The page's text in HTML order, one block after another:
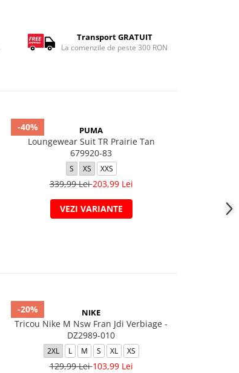
Transport GRATUIT
La comenzile de peste 300 RON
-40% PUMA
Loungewear Suit TR Prairie Tan
679920-83
S XS XXS
339,99 Lei203,99 Lei
VEZI VARIANTE
-20% NIKE
Tricou Nike M Nsw Fran Jdi Verbiage -
DZ2989-010
2XL L M S XL XS
129,99 Lei103,99 Lei